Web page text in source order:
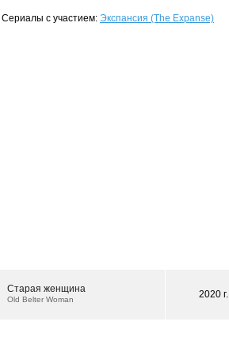
Сериалы с участием: Экспансия (The Expanse)
Старая женщина
Old Belter Woman 2020 г.